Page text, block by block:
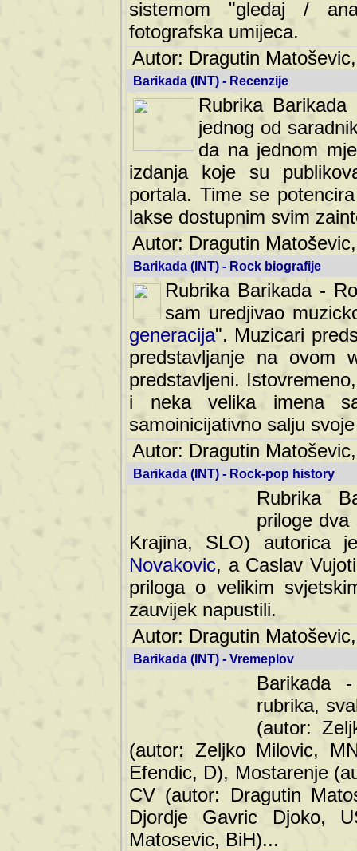
sistemom "gledaj /
fotografska umijeca.
Autor: Dragutin
Barikada (INT) - Recenzije
Rubrika
jednog od
da na jednom
izdanja koje su
portala. Time se
lakse dostupnim svim
Autor: Dragutin
Barikada (INT) - Rock biografije
Rubrika Barikada -
sam uredjivao
generacija". Muzicari
predstavljanje na ovom
predstavljeni.
i neka velika imena
samoinicijativno salju
Autor: Dragutin
Barikada (INT) - Rock-pop history
Rubrika
dva
SLO) autorica je velikog
Caslav Vujotic
velikim svjetskim
napustili.
Autor: Dragutin
Barikada (INT) - Vremeplov
Barikada
rubrika,
(autor:
(autor: Zeljko Milovic,
Efendic, D), Mostarenje
CV (autor: Dragutin
Djordje Gavric Djoko,
Matosevic, BiH)...